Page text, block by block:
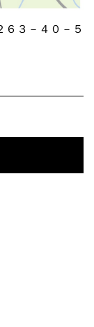
３－４０－５